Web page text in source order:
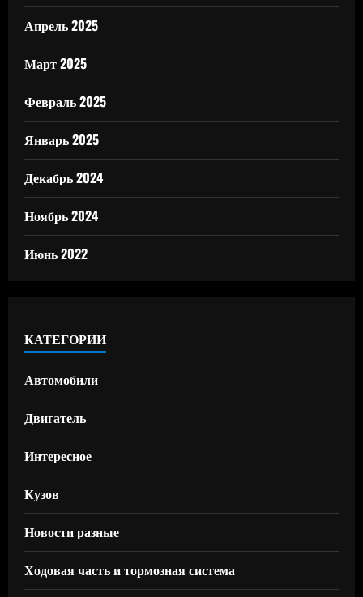
Апрель 2025
Март 2025
Февраль 2025
Январь 2025
Декабрь 2024
Ноябрь 2024
Июнь 2022
КАТЕГОРИИ
Автомобили
Двигатель
Интересное
Кузов
Новости разные
Ходовая часть и тормозная система